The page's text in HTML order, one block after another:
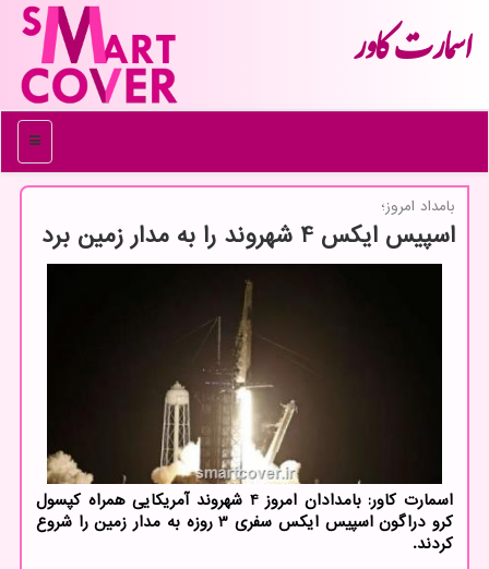
اسمارت كاور
منو
بامداد امروز؛
اسپیس ایکس 4 شهروند را به مدار زمین برد
اسمارت کاور: بامدادان امروز 4 شهروند آمریکایی همراه کپسول
کرو دراگون اسپیس ایکس سفری 3 روزه به مدار زمین را شروع
کردند.